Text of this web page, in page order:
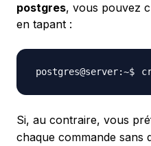
postgres, vous pouvez
en tapant :
Si, au contraire, vous
chaque commande sans